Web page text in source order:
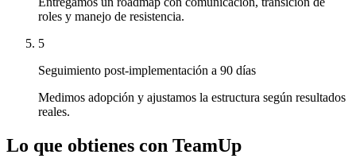
roles y manejo de resistencia.
5
Seguimiento post-implementación a 90 días
Medimos adopción y ajustamos la estructura según resultados
reales.
Lo que obtienes con TeamUp